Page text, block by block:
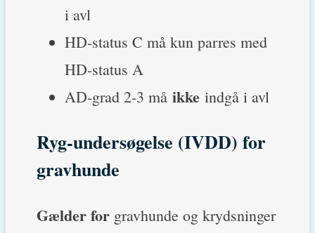
i avl
HD-status C må kun parres med
HD-status A
AD-grad 2-3 må ikke indgå i avl
Ryg-undersøgelse (IVDD) for
gravhunde
Gælder for gravhunde og krydsninger